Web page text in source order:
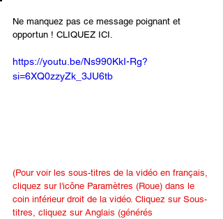
Ne manquez pas ce message poignant et
opportun ! CLIQUEZ ICI.
https://youtu.be/Ns990KkI-Rg?
si=6XQ0zzyZk_3JU6tb
(Pour voir les sous-titres de la vidéo en français,
cliquez sur l'icône Paramètres (Roue) dans le
coin inférieur droit de la vidéo. Cliquez sur Sous-
titres, cliquez sur Anglais (générés